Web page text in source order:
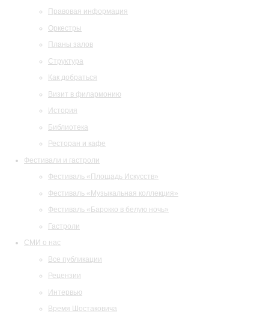
Правовая информация
Оркестры
Планы залов
Структура
Как добраться
Визит в филармонию
История
Библиотека
Ресторан и кафе
Фестивали и гастроли
Фестиваль «Площадь Искусств»
Фестиваль «Музыкальная коллекция»
Фестиваль «Барокко в белую ночь»
Гастроли
СМИ о нас
Все публикации
Рецензии
Интервью
Время Шостаковича